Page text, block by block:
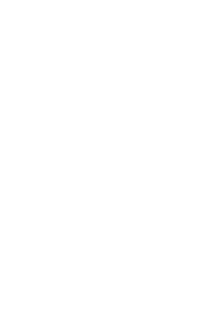
決されましたか?